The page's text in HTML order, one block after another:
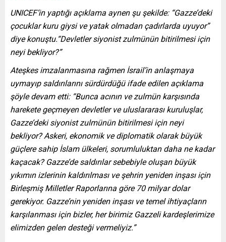
UNICEF’in yaptığı açıklama aynen şu şekilde: “Gazze’deki
çocuklar kuru giysi ve yatak olmadan çadırlarda uyuyor”
diye konuştu.“Devletler siyonist zulmünün bitirilmesi için
neyi bekliyor?”
Ateşkes imzalanmasına rağmen İsrail’in anlaşmaya
uymayıp saldırılarını sürdürdüğü ifade edilen açıklama
şöyle devam etti: “Bunca acının ve zulmün karşısında
harekete geçmeyen devletler ve uluslararası kuruluşlar,
Gazze’deki siyonist zulmünün bitirilmesi için neyi
bekliyor? Askeri, ekonomik ve diplomatik olarak büyük
güçlere sahip İslam ülkeleri, sorumluluktan daha ne kadar
kaçacak? Gazze’de saldırılar sebebiyle oluşan büyük
yıkımın izlerinin kaldırılması ve şehrin yeniden inşası için
Birleşmiş Milletler Raporlarına göre 70 milyar dolar
gerekiyor. Gazze’nin yeniden inşası ve temel ihtiyaçların
karşılanması için bizler, her birimiz Gazzeli kardeşlerimize
elimizden gelen desteği vermeliyiz.”